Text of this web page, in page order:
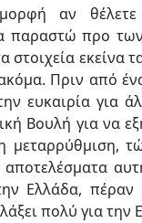
αν
παραστώ προ
στοιχεία εκείνα
Πριν από
ευκαιρία για
Βουλή για να
μεταρρύθμιση,
Ελλάδα,
πολύ για την